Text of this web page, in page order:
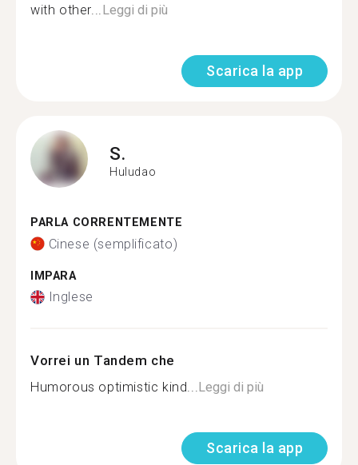
with other...Leggi di più
Scarica la app
S.
Huludao
PARLA CORRENTEMENTE
Cinese (semplificato)
IMPARA
Inglese
Vorrei un Tandem che
Humorous optimistic kind...Leggi di più
Scarica la app